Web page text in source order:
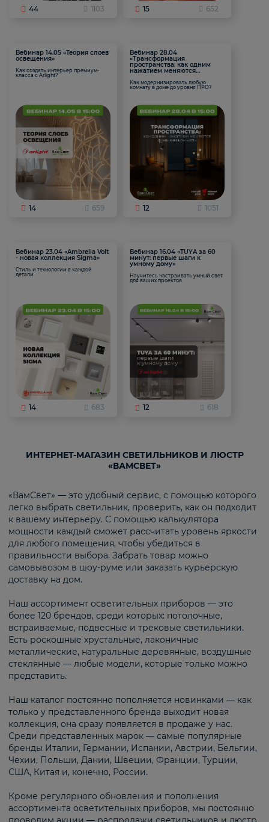
44 1103 15 652
Вебинар 14.05 «Теория слоев
освещения»
Как создать интерьер премиум-
класса с Arlight?
14 659
Вебинар 28.04
«Трансформация
пространства: как одним
нажатием меняются
Как модернизировать любую
комнату в доме до уровня ПРО?
12 1051
Вебинар 23.04 «Ambrella Volt
- новая коллекция Sigma»
Стиль и технологии в каждой
детали
14 683
Вебинар 16.04 «TUYA за 60
минут: первые шаги к
умному дому»
Научитесь настраивать умный свет
для ваших проектов
12 618
ИНТЕРНЕТ-МАГАЗИН СВЕТИЛЬНИКОВ И ЛЮСТР
«ВАМСВЕТ»
«ВамСвет» — это удобный сервис, с помощью которого
легко выбрать светильник, проверить, как он подходит
к вашему интерьеру. С помощью калькулятора
мощности каждый сможет рассчитать уровень яркости
для любого помещения, чтобы убедиться в
правильности выбора. Забрать товар можно
самовывозом в шоу-руме или заказать курьерскую
доставку на дом.
Наш ассортимент осветительных приборов — это
более 120 брендов, среди которых: потолочные,
встраиваемые, подвесные и трековые светильники.
Есть роскошные хрустальные, лаконичные
металлические, натуральные деревянные, воздушные
стеклянные — любые модели, которые только можно
представить.
Наш каталог постоянно пополняется новинками — как
только у представленного бренда выходит новая
коллекция, она сразу появляется в продаже у нас.
Среди представленных марок — самые популярные
бренды Италии, Германии, Испании, Австрии, Бельгии,
Чехии, Польши, Дании, Швеции, Франции, Турции,
США, Китая и, конечно, России.
Кроме регулярного обновления и пополнения
ассортимента осветительных приборов, мы постоянно